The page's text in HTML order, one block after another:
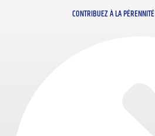
CONTRIBUEZ À LA